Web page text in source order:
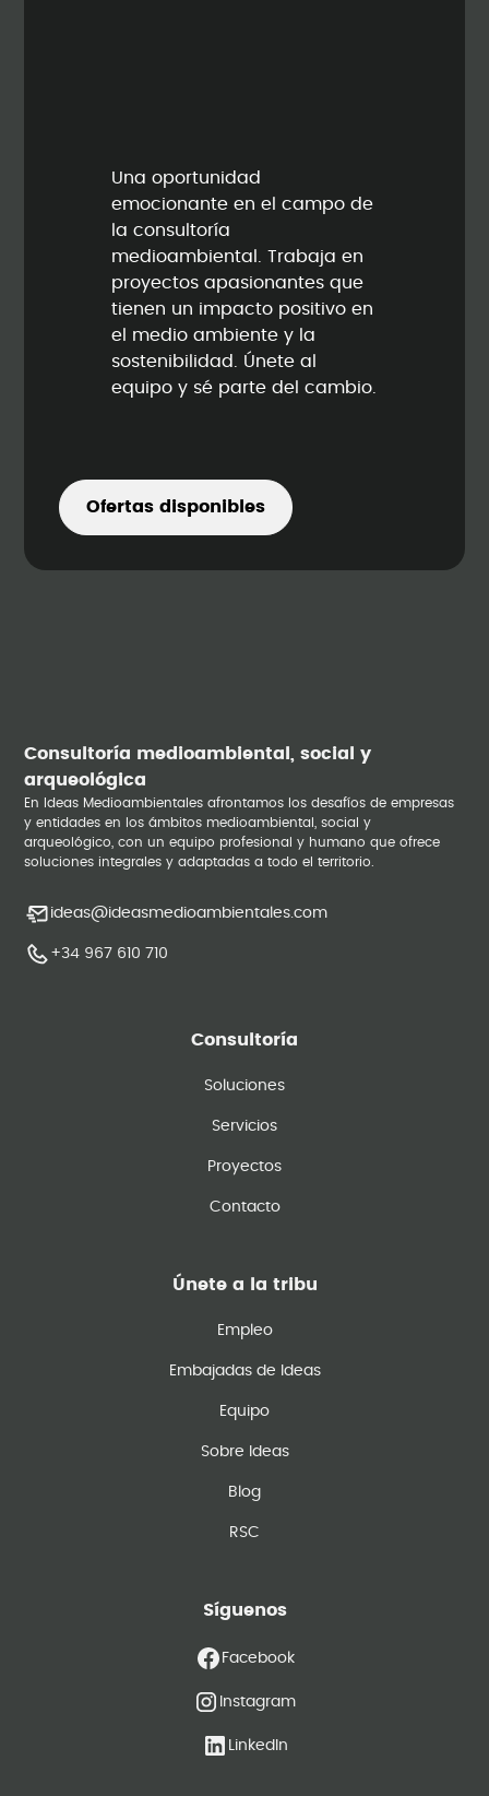
Una oportunidad
emocionante en el campo de
la consultoría
medioambiental. Trabaja en
proyectos apasionantes que
tienen un impacto positivo en
el medio ambiente y la
sostenibilidad. Únete al
equipo y sé parte del cambio.
Ofertas disponibles
Consultoría medioambiental, social y
arqueológica
En Ideas Medioambientales afrontamos los desafíos de empresas
y entidades en los ámbitos medioambiental, social y
arqueológico, con un equipo profesional y humano que ofrece
soluciones integrales y adaptadas a todo el territorio.
ideas@ideasmedioambientales.com
+34 967 610 710
Consultoría
Soluciones
Servicios
Proyectos
Contacto
Únete a la tribu
Empleo
Embajadas de Ideas
Equipo
Sobre Ideas
Blog
RSC
Síguenos
Facebook
Instagram
LinkedIn